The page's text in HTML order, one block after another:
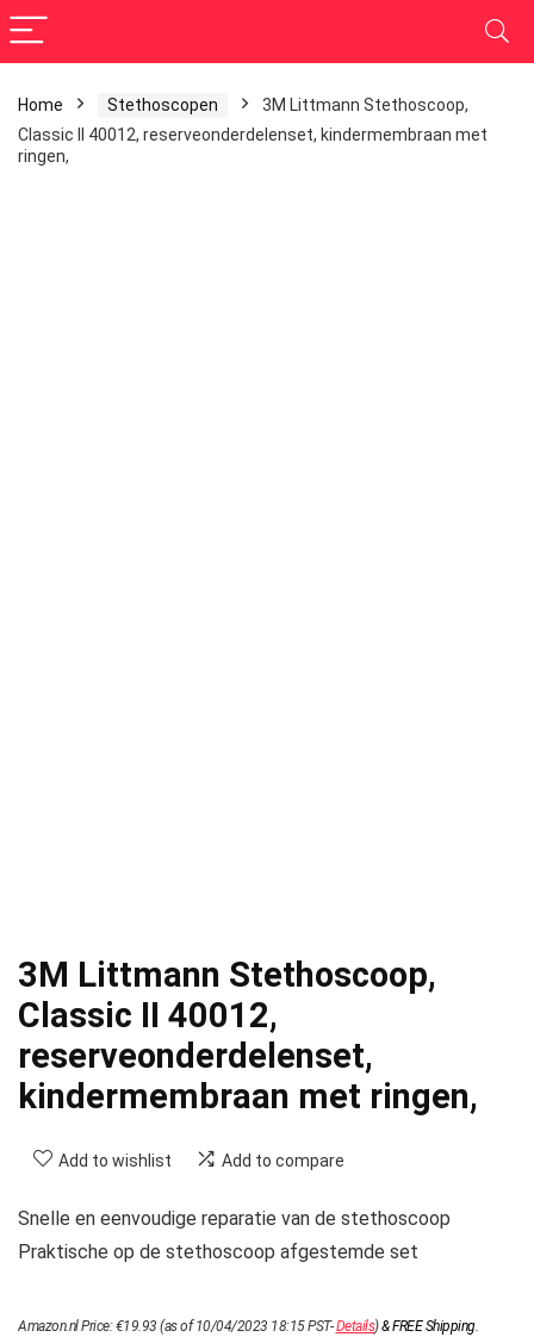
Home Stethoscopen
3M Littmann Stethoscoop,
Classic II 40012, reserveonderdelenset, kindermembraan met
ringen,
3M Littmann Stethoscoop,
Classic II 40012,
reserveonderdelenset,
kindermembraan met ringen,
Add to wishlist Add to compare
Snelle en eenvoudige reparatie van de stethoscoop
Praktische op de stethoscoop afgestemde set
Amazon.nl Price:€19.93 (as of 10/04/2023 18:15 PST-Details)&FREE Shipping.